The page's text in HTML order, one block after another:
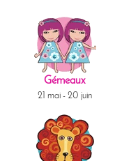
Gémeaux
21 mai - 20 juin